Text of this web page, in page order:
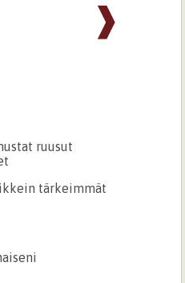
❱
ruusut
tärkeimmät